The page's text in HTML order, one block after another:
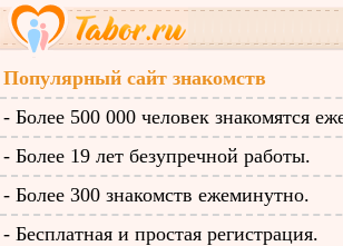
Популярный сайт знакомств
- Более 500 000 человек знакомятся
- Более 19 лет безупречной работы.
- Более 300 знакомств ежеминутно.
- Бесплатная и простая регистрация.